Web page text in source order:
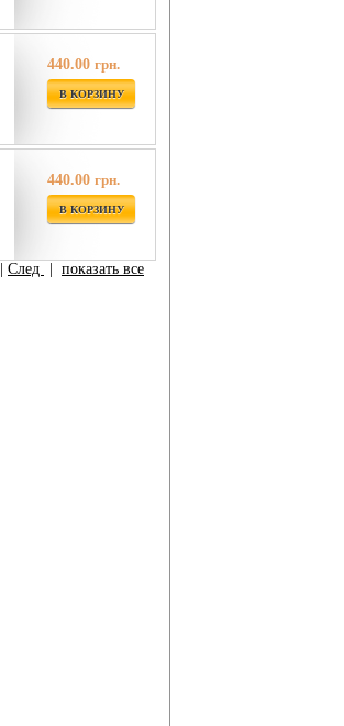
440.00 грн.
В КОРЗИНУ
440.00 грн.
В КОРЗИНУ
След показать все